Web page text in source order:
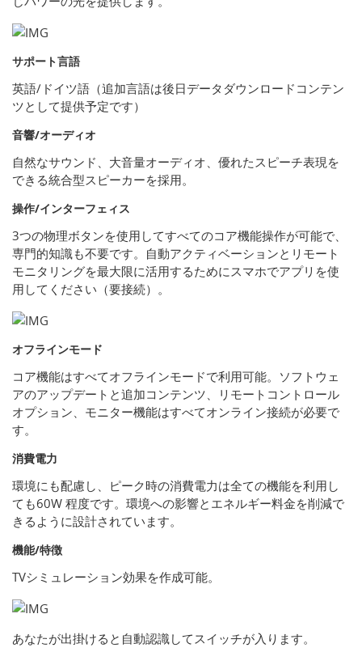
サポート言語
英語/ドイツ語（追加言語は後日データダウンロードコンテン
ツとして提供予定です）
音響/オーディオ
自然なサウンド、大音量オーディオ、優れたスピーチ表現を
できる統合型スピーカーを採用。
操作/インターフェィス
3つの物理ボタンを使用してすべてのコア機能操作が可能で、
専門的知識も不要です。自動アクティベーションとリモート
モニタリングを最大限に活用するためにスマホでアプリを使
用してください（要接続）。
オフラインモード
コア機能はすべてオフラインモードで利用可能。ソフトウェ
アのアップデートと追加コンテンツ、リモートコントロール
オプション、モニター機能はすべてオンライン接続が必要で
す。
消費電力
環境にも配慮し、ピーク時の消費電力は全ての機能を利用し
ても60W 程度です。環境への影響とエネルギー料金を削減で
きるように設計されています。
機能/特徴
TVシミュレーション効果を作成可能。
あなたが出掛けると自動認識してスイッチが入ります。